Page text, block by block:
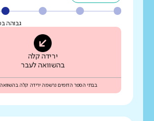
גבוהה
ירידה קלה
בהשוואה לעבר
בבתי הספר הדומים נרשמה ירידה קלה